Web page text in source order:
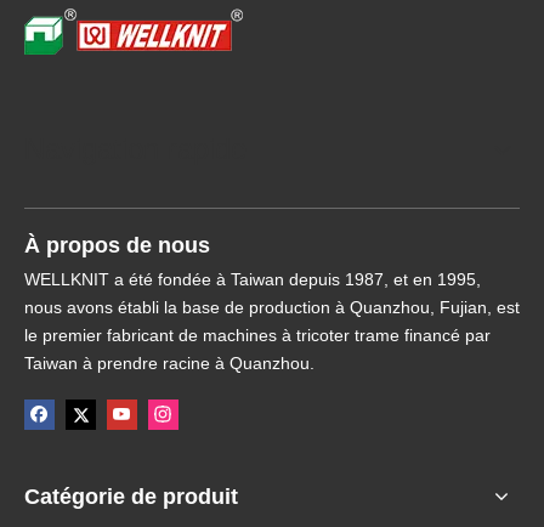
À propos de nous
WELLKNIT a été fondée à Taiwan depuis 1987, et en 1995,
nous avons établi la base de production à Quanzhou, Fujian, est
le premier fabricant de machines à tricoter trame financé par
Taiwan à prendre racine à Quanzhou.
Catégorie de produit